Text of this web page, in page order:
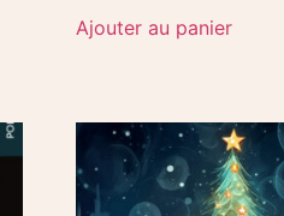
Ajouter au panier